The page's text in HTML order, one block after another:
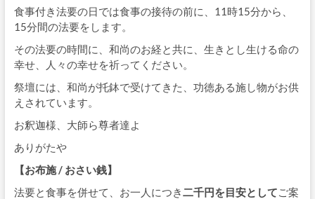
食事付き法要の日では食事の接待の前に、11時15分から、
15分間の法要をします。
その法要の時間に、和尚のお経と共に、生きとし生ける命の
幸せ、人々の幸せを祈ってください。
祭壇には、和尚が托鉢で受けてきた、功徳ある施し物がお供
えされています。
お釈迦様、大師ら尊者達よ
ありがたや
【お布施 / おさい銭】
法要と食事を併せて、お一人につき 二千円を目安として ご案